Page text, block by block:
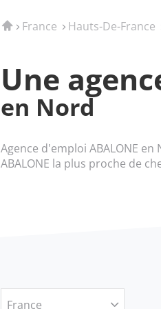
AccueilFrance Hauts-De-France
Une
en Nord
Agence d'emploi ABALONE
ABALONE la plus proche de
France